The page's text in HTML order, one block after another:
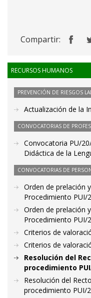
Compartir:
RECURSOS HUMANOS
PREVENCIÓN DE RIESGOS
Actualización de la
CONVOCATORIAS DE
Convocatoria PU/
Didáctica de la
CONVOCATORIAS DE
Orden de prelación
Procedimiento PUI/
Orden de prelación
Procedimiento PUI/
Criterios de
Criterios de
Resolución del
procedimiento
Resolución del
procedimiento PUI/